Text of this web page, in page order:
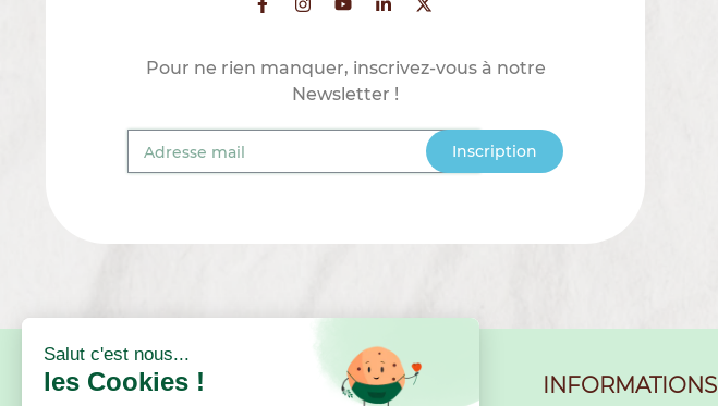
Pour ne rien manquer, inscrivez-vous à notre
Newsletter !
Inscription
BESOIN D'AIDE ? INFORMATIONS